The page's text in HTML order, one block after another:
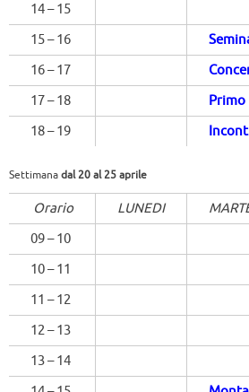
14 – 15
15 – 16
16 – 17
17 – 18
Primo
18 – 19
Settimanadal 20 al 25 aprile
Orario LUNEDI
09 – 10
10 – 11
11 – 12
12 – 13
13 – 14